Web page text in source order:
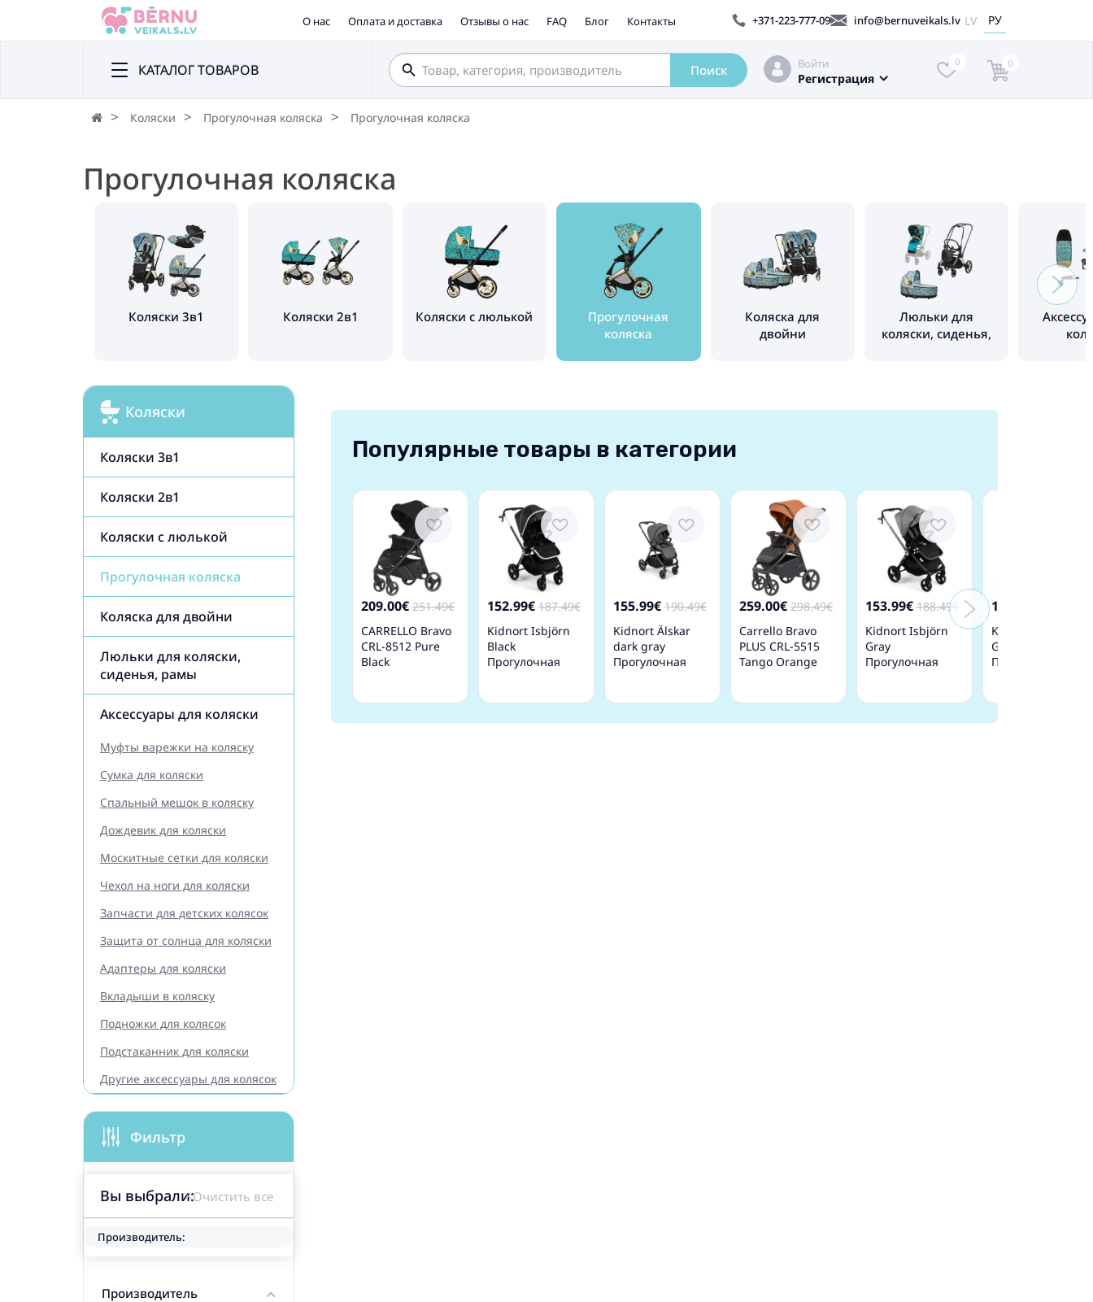
О нас Оплата и доставка Отзывы о нас FAQ Блог Контакты +371-223-777-09 info@bernuveikals.lv LV РУ
КАТАЛОГ ТОВАРОВ Поиск Войти
Регистрация
0 0
Коляски Прогулочная коляска Прогулочная коляска
Прогулочная коляска
Коляски 3в1 Коляски 2в1 Коляски с люлькой
Прогулочная
коляска
Коляска для
двойни
Люльки для
коляски, сиденья,
Коляски
Коляски 3в1
Коляски 2в1
Коляски с люлькой
Прогулочная коляска
Коляска для двойни
Люльки для коляски,
сиденья, рамы
Аксессуары для коляски
Муфты варежки на коляску
Сумка для коляски
Спальный мешок в коляску
Дождевик для коляски
Москитные сетки для коляски
Чехол на ноги для коляски
Запчасти для детских колясок
Защита от солнца для коляски
Адаптеры для коляски
Вкладыши в коляску
Подножки для колясок
Подстаканник для коляски
Другие аксессуары для колясок
Фильтр
Вы выбрали:
Производитель:
Очистить все
Производитель
Популярные товары в категории
209.00€ 251.49€
CARRELLO Bravo
CRL-8512 Pure
Black
152.99€ 187.49€
Kidnort Isbjörn
Black
Прогулочная
155.99€ 190.49€
Kidnort Älskar
dark gray
Прогулочная
259.00€ 298.49€
Carrello Bravo
PLUS CRL-5515
Tango Orange
153.99€ 188.49€
Kidnort Isbjörn
Gray
Прогулочная
102.99€
Kidnort Fjällräv
Gray
Прогулочная